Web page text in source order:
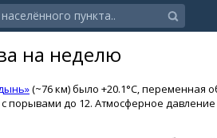
на неделю
(~76 км) было +20.1°C, переменная
порывами до 12. Атмосферное